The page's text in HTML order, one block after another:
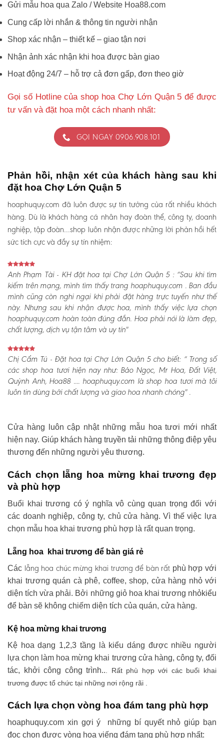
Gửi mẫu hoa qua Zalo / Website Hoa88.com
Cung cấp lời nhắn & thông tin người nhận
Shop xác nhận – thiết kế – giao tận nơi
Nhận ảnh xác nhận khi hoa được bàn giao
Hoạt động 24/7 – hỗ trợ cả đơn gấp, đơn theo giờ
Gọi số Hotline của shop hoa Chợ Lớn Quận 5 để được
tư vấn và đặt hoa một cách nhanh nhất:
GỌI NGAY 0906.908.101
Phản hồi, nhận xét của khách hàng sau khi
đặt hoa Chợ Lớn Quận 5
hoaphuquy.com đã luôn được sự tin tưởng của rất nhiều khách
hàng. Dù là khách hàng cá nhân hay đoàn thể, công ty, doanh
nghiệp, tập đoàn…shop luôn nhận được những lời phản hồi hết
sức tích cực và đầy sự tín nhiệm:
Anh Phạm Tài - KH đặt hoa tại Chợ Lớn Quận 5 :“Sau khi tìm
kiếm trên mạng, mình tìm thấy trang hoaphuquy.com . Ban đầu
mình cũng còn nghi ngại khi phải đặt hàng trực tuyến như thế
này. Nhưng sau khi nhận được hoa, mình thấy việc lựa chọn
hoaphuquy.com hoàn toàn đúng đắn. Hoa phải nói là làm đẹp,
chất lượng, dịch vụ tận tâm và uy tín"
Chị Cẩm Tú - Đặt hoa tại Chợ Lớn Quận 5 cho biết:“ Trong số
các shop hoa tươi hiện nay như: Bảo Ngọc, Mr Hoa, Đất Việt,
Quỳnh Anh, Hoa88 .... hoaphuquy.com là shop hoa tươi mà tôi
luôn tin dùng bởi chất lượng và giao hoa nhanh chóng" .
Cửa hàng luôn cập nhật những mẫu hoa tươi mới nhất
hiện nay. Giúp khách hàng truyền tải những thông điệp yêu
thương đến những người yêu thương.
Cách chọn lẵng hoa mừng khai trương đẹp
và phù hợp
Buổi khai trương có ý nghĩa vô cùng quan trọng đối với
các doanh nghiệp, công ty, chủ cửa hàng. Vì thế việc lựa
chọn mẫu hoa khai trương phù hợp là rất quan trọng.
Lẵng hoa khai trương để bàn giá rẻ
Các lẵng hoa chúc mừng khai trương để bàn rất phù hợp với
khai trương quán cà phê, coffee, shop, cửa hàng nhỏ với
diện tích vừa phải. Bởi những giỏ hoa khai trương nhỏkiểu
để bàn sẽ không chiếm diện tích của quán, cửa hàng.
Kệ hoa mừng khai trương
Kệ hoa dạng 1,2,3 tầng là kiểu dáng được nhiều người
lựa chọn làm hoa mừng khai trương cửa hàng, công ty, đối
tác, khởi công công trình.. . Rất phù hợp với các buổi khai
trương được tổ chức tại những nơi rộng rãi .
Cách lựa chọn vòng hoa đám tang phù hợp
hoaphuquy.com xin gợi ý những bí quyết nhỏ giúp bạn
đọc chọn được vòng hoa viếng đám tang phù hợp nhất: